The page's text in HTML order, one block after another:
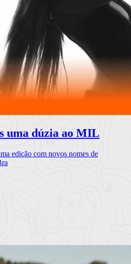
uma dúzia ao MIL
edição com novos nomes de